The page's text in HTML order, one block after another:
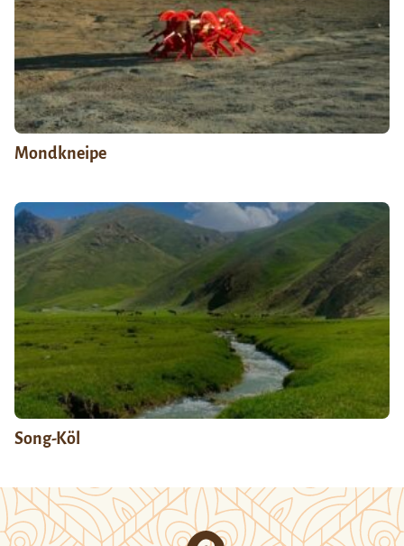
Mondkneipe
Song-Köl